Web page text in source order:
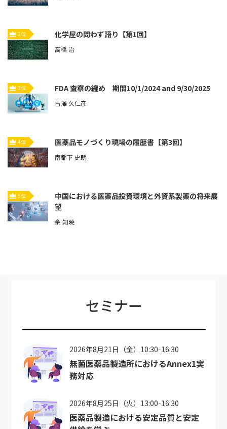
2位 化学屋の問わず語り【第1回】
高橋 治
3位 FDA 査察の纏め 期間10/1/2024 and 9/30/2025
古澤 久仁彦
4位 医薬品モノづくり現場の履歴書【第3回】
南都下 史朗
5位
中国における医薬品投資環境と外資系製薬の将来展
望
余 知暁
セミナー
2026年8月21日（金）10:30-16:30
無菌医薬品製造所におけるAnnex1実
務対応
2026年8月25日（火）13:00-16:30
医薬品製造における安定品質と安定